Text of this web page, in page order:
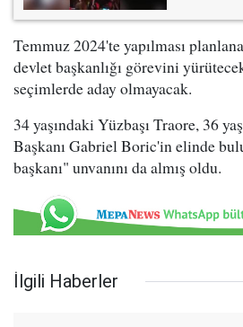
Temmuz 2024'te yapılması
devlet başkanlığı görevini
seçimlerde aday olmayacak.
34 yaşındaki Yüzbaşı Traore, 36
Başkanı Gabriel Boric'in elinde
başkanı" unvanını da almış oldu.
İlgili Haberler